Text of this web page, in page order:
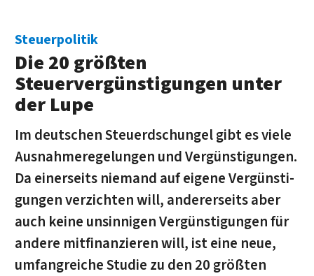
Steuerpolitik
Die 20 größten
Steuervergünstigungen unter
der Lupe
Im deutschen Steuerdschungel gibt es viele
Ausnahmeregelungen und Vergünstigungen.
Da einerseits niemand auf eigene Ver­güns­ti­
gungen verzichten will, andererseits aber
auch keine unsinnigen Vergünstigungen für
andere mitfinanzieren will, ist eine neue,
umfangreiche Studie zu den 20 größten